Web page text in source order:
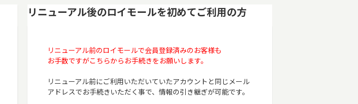
リニューアル後のロイモールを初めてご利用の方
リニューアル前のロイモールで会員登録済みのお客様も
お手数ですがこちらからお手続きをお願いします。
リニューアル前にご利用いただいていたアカウントと同じメール
アドレスでお手続きいただく事で、情報の引き継ぎが可能です。